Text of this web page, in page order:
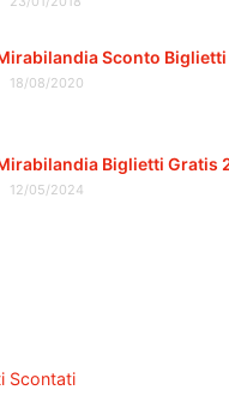
Sconto
18/08/2020
Biglietti Gratis
12/05/2024
Scontati